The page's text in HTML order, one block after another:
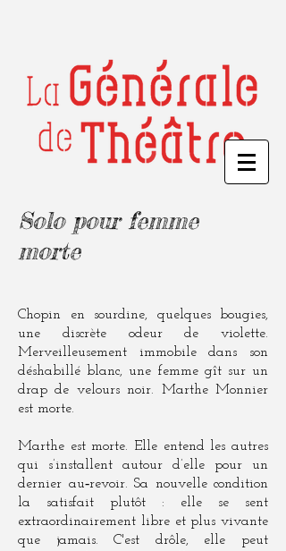
Solo pour femme
morte
Chopin en sourdine, quelques bougies,
une discrète odeur de violette.
Merveilleusement immobile dans son
déshabillé blanc, une femme gît sur un
drap de velours noir. Marthe Monnier
est morte.
Marthe est morte. Elle entend les autres
qui s’installent autour d’elle pour un
dernier au‑revoir. Sa nouvelle condition
la satisfait plutôt : elle se sent
extraordinairement libre et plus vivante
que jamais. C'est drôle, elle peut